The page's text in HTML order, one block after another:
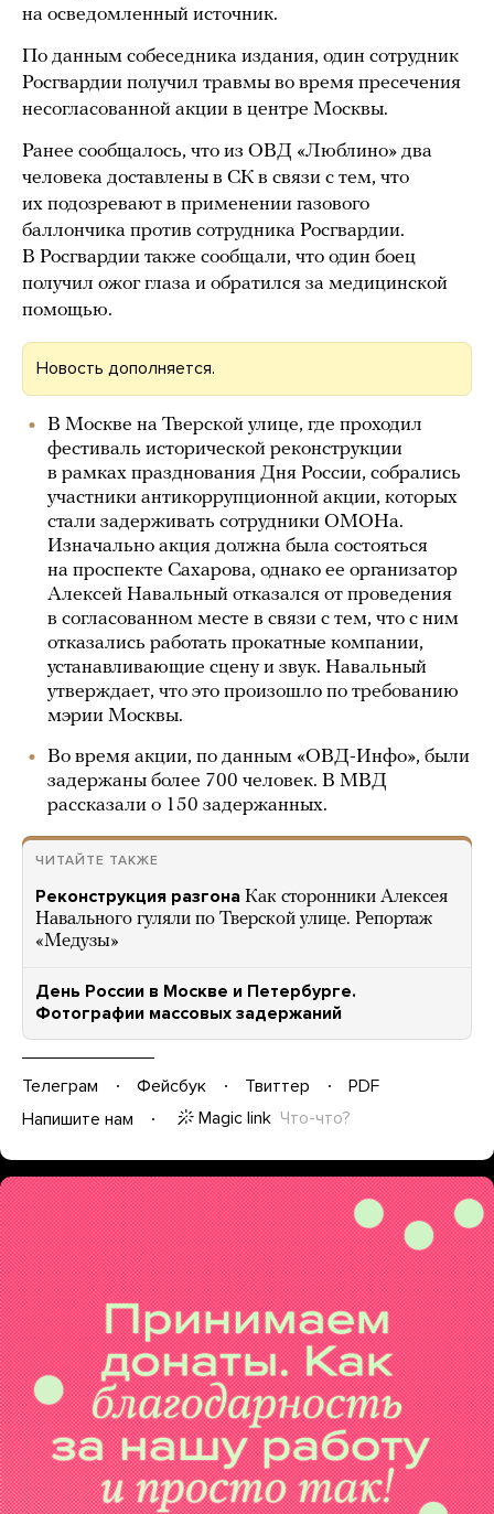
на осведомленный источник.
По данным собеседника издания, один сотрудник
Росгвардии получил травмы во время пресечения
несогласованной акции в центре Москвы.
Ранее сообщалось, что из ОВД «Люблино» два
человека доставлены в СК в связи с тем, что
их подозревают в применении газового
баллончика против сотрудника Росгвардии.
В Росгвардии также сообщали, что один боец
получил ожог глаза и обратился за медицинской
помощью.
Новость дополняется.
В Москве на Тверской улице, где проходил
фестиваль исторической реконструкции
в рамках празднования Дня России, собрались
участники антикоррупционной акции, которых
стали задерживать сотрудники ОМОНа.
Изначально акция должна была состояться
на проспекте Сахарова, однако ее организатор
Алексей Навальный отказался от проведения
в согласованном месте в связи с тем, что с ним
отказались работать прокатные компании,
устанавливающие сцену и звук. Навальный
утверждает, что это произошло по требованию
мэрии Москвы.
Во время акции, по данным «ОВД-Инфо», были
задержаны более 700 человек. В МВД
рассказали о 150 задержанных.
ЧИТАЙТЕ ТАКЖЕ
Реконструкция разгона Как сторонники Алексея
Навального гуляли по Тверской улице. Репортаж
«Медузы»
День России в Москве и Петербурге.
Фотографии массовых задержаний
Телеграм Фейсбук Твиттер
PDF
Напишите нам
Magic link Что-что?